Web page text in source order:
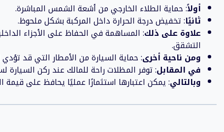
أولاً: حماية الطلاء الخارجي من أشعة الشمس المباشرة.
ثانيًا: تخفيض درجة الحرارة داخل المركبة بشكل ملحوظ.
علاوة على ذلك: المساهمة في الحفاظ على الأجزاء
التشقق.
ومن ناحية أخرى: حماية السيارة من الأمطار التي قد
في المقابل: توفر المظلات راحة للمالك عند ركن السيارة
وبالتالي: يمكن اعتبارها استثمارًا عمليًا يحافظ على قيمة